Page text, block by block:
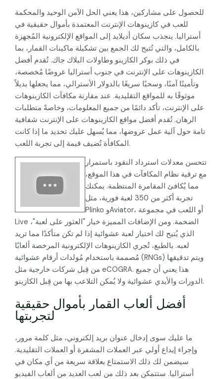
للحصول على مشاركين، هذا يعني الحل الآمن الوحيد والمحكمة
للعب في كازينوهات الإنترنت المعتمدة بأموال حقيقية في
أستراليا. ينجذب سكان أديلايد إلى المواقع الإلكترونية المُجهزة
بالكامل، والتي تُتيح لك الجمع بين تشكيلة ماكينات القمار، بما
في ذلك بوكر الكازينو وطاولات البلاك جاك. تُقدم أفضل
الكازينوهات على الإنترنت في جنوب أستراليا عروضًا مُخصصة،
وتأمينًا آمنًا، وسحبًا سريعًا بالدولار الأسترالي، مما يجعلها بديلاً
موثوقًا به للمواقع التقليدية. عند مقارنة مكافآت الكازينوهات
على الإنترنت، تأكد دائمًا من جميع المعلومات، وخاصةً متطلبات
الرهان. تُقدم أفضل مواقع الكازينوهات على الإنترنت شفافية
تامة حول آلية عمل عروضها، مما يُسهل عليك تحديد ما إذا كانت
المكافأة تُضيف قيمة إلى تجربة اللعب.
تتحسن معدلات استرداد النقود باستمرار
مع ترقية نظام المكافآت في هذا الموقع،
مما يُكافئ المقامرة المنتظمة. يمكنك
تجربة أكثر من 350 لعبة فورية، مثل
Plinko وAviator، أو اللعب في مجموعة
Live الضخمة. ومن الإضافات المميزة خيار "العثور على لعبة"،
الذي يُتيح لك اختيار لعبة عشوائية إذا لم تكن متأكدًا مما تريد
لعبه. بالطبع، تُجري الكازينوهات الإلكترونية المرخصة ألعابًا
مُصممة باستخدام مُولدات أرقام عشوائية (RNGs) ويتم تدقيقها
من قِبل شركات خارجية مثل eCOGRA. هذا يعني أن جميع
الدورات والأيدي عشوائية ولا يُمكن التلاعب بها من قِبل الكازينو.
أفضل ألعاب القمار بأموال حقيقية
لتجربتها
ما عليك سوى إدخال عنوان بريد إلكتروني، مثل كلمة مرور،
وإجراء إيداع أولي عبر العملات المشفرة أو العملات التقليدية.
سيضمن لك ذلك الاستمتاع بعلاقة سريعة من أي مكان في
أستراليا. ستتمكن بعد ذلك من لعب العديد من ألعاب الفيديو